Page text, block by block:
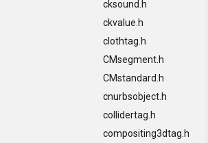
cksound.h
ckvalue.h
clothtag.h
CMsegment.h
CMstandard.h
cnurbsobject.h
collidertag.h
compositing3dtag.h